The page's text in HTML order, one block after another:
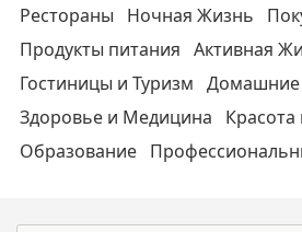
Рестораны Ночная Жизнь
Продукты питания Активная
Гостиницы и Туризм Домашние
Здоровье и Медицина
Образование